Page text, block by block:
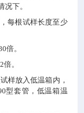
况下。
每根试样长度至少
倍。
。
放入低温箱内，
型套管，低温箱温